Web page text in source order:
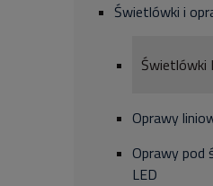
Świetlówki i
Świetlówki
Oprawy
Oprawy pod
LED